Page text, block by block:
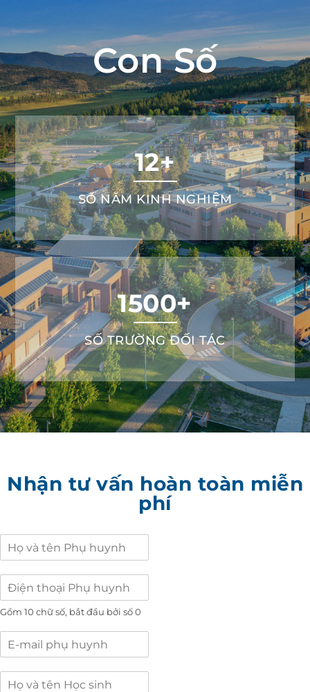
Con Số
12+
SỐ NĂM KINH NGHIỆM
1500+
SỐ TRƯỜNG ĐỐI TÁC
Nhận tư vấn hoàn toàn miễn
phí
Gồm 10 chữ số, bắt đầu bởi số 0